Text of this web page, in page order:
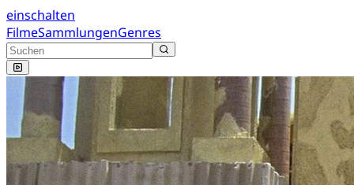
einschalten
FilmeSammlungenGenres